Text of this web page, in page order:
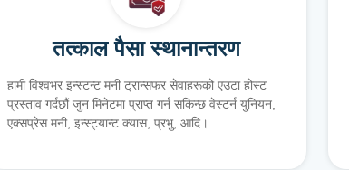
तत्काल पैसा स्थानान्तरण
हामी विश्वभर इन्स्टन्ट मनी ट्रान्सफर सेवाहरूको एउटा होस्ट
प्रस्ताव गर्दछौं जुन मिनेटमा प्राप्त गर्न सकिन्छ वेस्टर्न युनियन,
एक्सप्रेस मनी, इन्स्ट्यान्ट क्यास, प्रभु, आदि।